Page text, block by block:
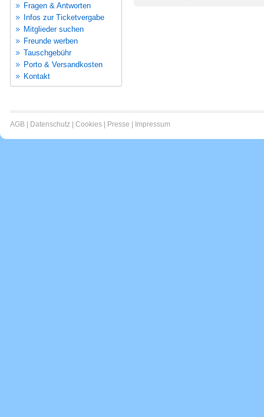
Fragen & Antworten
Infos zur Ticketvergabe
Mitglieder suchen
Freunde werben
Tauschgebühr
Porto & Versandkosten
Kontakt
AGB Datenschutz Cookies Presse Impressum